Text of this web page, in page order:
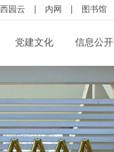
西园云 内网 图书馆
党建文化 信息公开
预（决）算公开
年度报告